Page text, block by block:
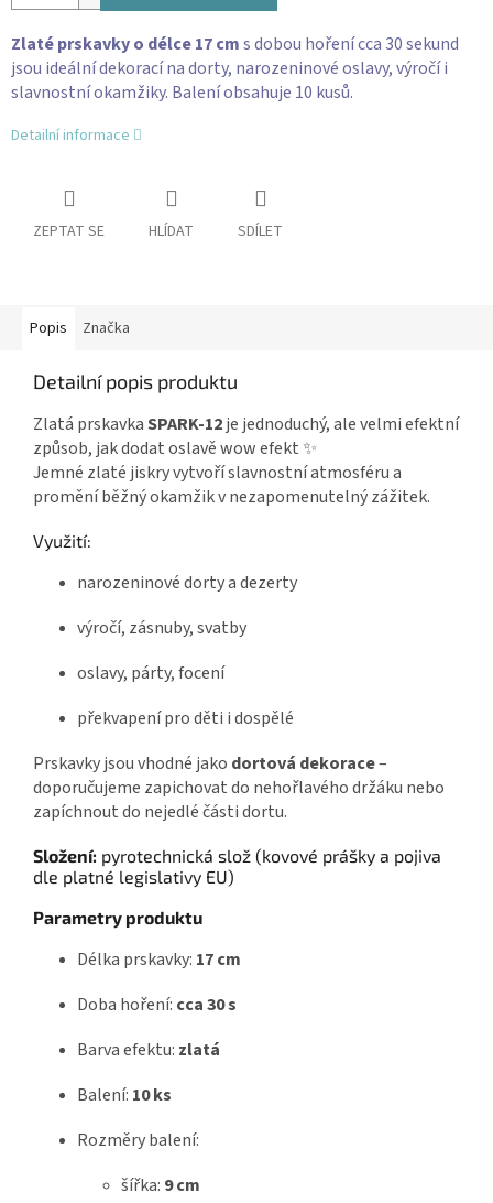
Zlaté prskavky o délce 17 cms dobou hoření cca 30 sekund
jsou ideální dekorací na dorty, narozeninové oslavy, výročí i
slavnostní okamžiky. Balení obsahuje 10 kusů.
Detailní informace
ZEPTAT SE HLÍDAT SDÍLET
Popis Značka
Detailní popis produktu
Zlatá prskavkaSPARK-12je jednoduchý, ale velmi efektní
způsob, jak dodat oslavě wow efekt ✨
Jemné zlaté jiskry vytvoří slavnostní atmosféru a
promění běžný okamžik v nezapomenutelný zážitek.
Využití:
narozeninové dorty a dezerty
výročí, zásnuby, svatby
oslavy, párty, focení
překvapení pro děti i dospělé
Prskavky jsou vhodné jako dortová dekorace–
doporučujeme zapichovat do nehořlavého držáku nebo
zapíchnout do nejedlé části dortu.
Složení: pyrotechnická slož (kovové prášky a pojiva
dle platné legislativy EU)
Parametry produktu
Délka prskavky: 17 cm
Doba hoření: cca 30 s
Barva efektu: zlatá
Balení: 10 ks
Rozměry balení:
šířka: 9 cm